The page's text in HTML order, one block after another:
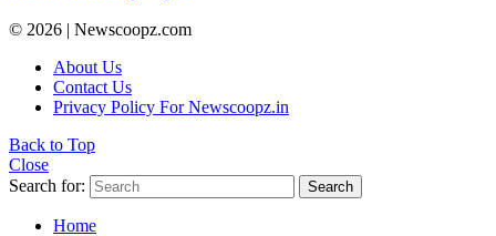
© 2026 | Newscoopz.com
About Us
Contact Us
Privacy Policy For Newscoopz.in
Back to Top
Close
Search for:
Search
Home